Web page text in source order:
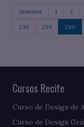
Anterior 1 2
238 239 240
Cursos Recife
Curso de Design de
Curso de Design